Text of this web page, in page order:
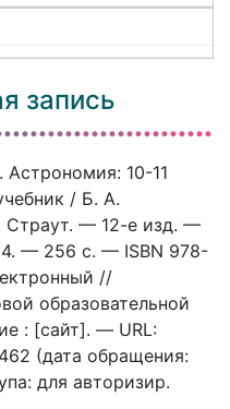
запись
10-11
/ Б. А.
Страут. — 12-е изд. —
— 256 c. — ISBN 978-
//
образовательной
: [сайт]. — URL:
(дата обращения:
для авторизир.